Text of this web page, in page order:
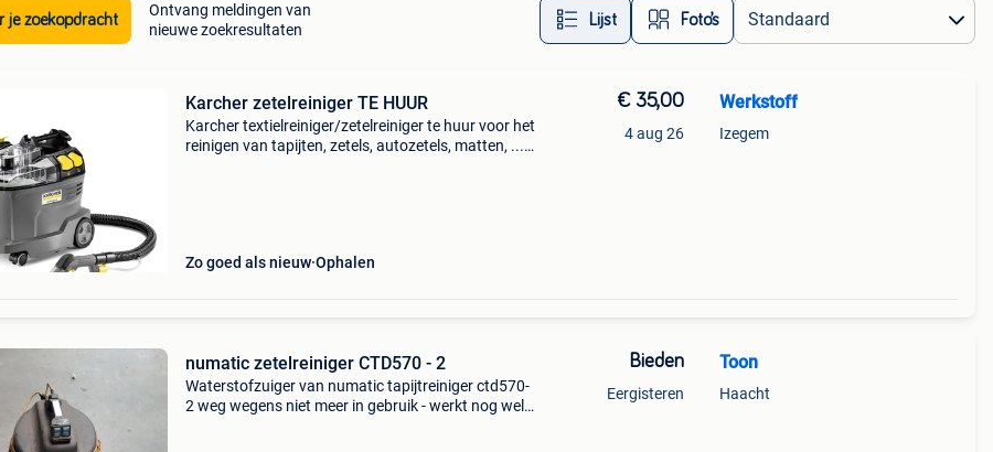
je zoekopdracht
Ontvang meldingen van
nieuwe zoekresultaten
Lijst Foto’s
Karcher zetelreiniger TE HUUR
Karcher textielreiniger/zetelreiniger te huur voor het
reinigen van tapijten, zetels, autozetels, matten, ...
Zo goed als nieuw Ophalen
€ 35,00
4 aug 26
Werkstoff
Izegem
numatic zetelreiniger CTD570 - 2
Waterstofzuiger van numatic tapijtreiniger ctd570-
2 weg wegens niet meer in gebruik - werkt nog wel
Bieden
Eergisteren
Toon
Haacht